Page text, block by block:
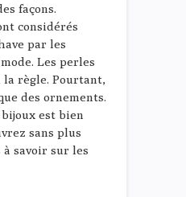
façons.
considérés
par les
Les perles
la règle. Pourtant,
des ornements.
est bien
sans plus
savoir sur les